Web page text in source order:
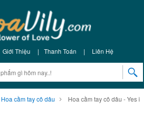
Giới Thiệu | Thanh Toán | Liên Hệ
Hoa cầm tay cô dâu
Hoa cầm tay cô dâu - Yes i